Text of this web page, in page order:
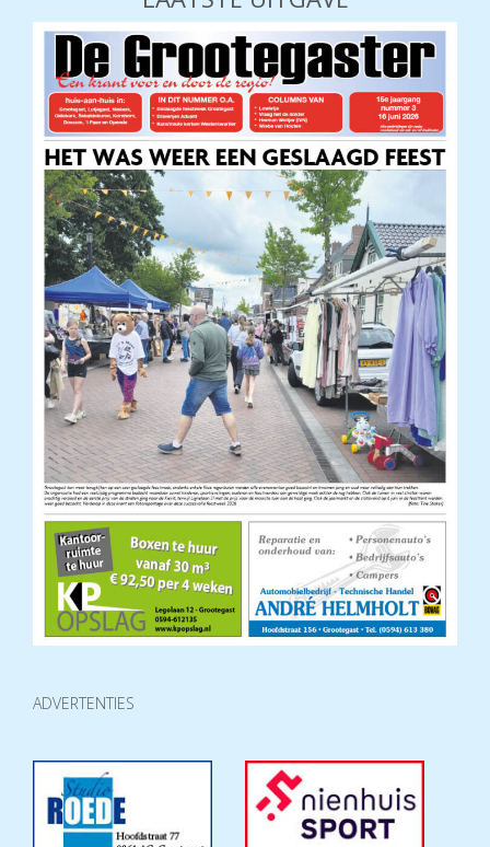
ADVERTENTIES